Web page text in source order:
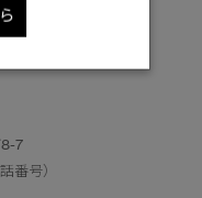
CIRCUS
7
番号）